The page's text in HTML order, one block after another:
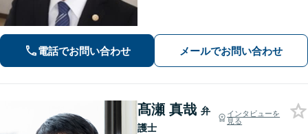
電話でお問い合わせ メールでお問い合わせ
髙瀬 真哉 弁
護士
インタビューを
見る